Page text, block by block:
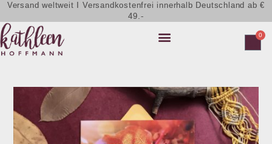
Versand weltweit I Versandkostenfrei innerhalb Deutschland ab €
49.-
0